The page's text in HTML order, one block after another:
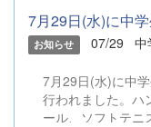
お知らせ 07/29 中
7月29日(水)に中
行われました。ハ
ール、ソフトテニ